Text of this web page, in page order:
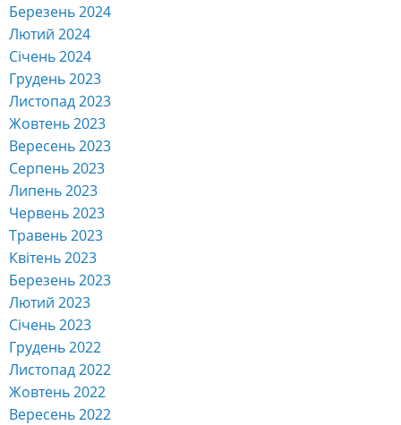
Березень 2024
Лютий 2024
Січень 2024
Грудень 2023
Листопад 2023
Жовтень 2023
Вересень 2023
Серпень 2023
Липень 2023
Червень 2023
Травень 2023
Квітень 2023
Березень 2023
Лютий 2023
Січень 2023
Грудень 2022
Листопад 2022
Жовтень 2022
Вересень 2022